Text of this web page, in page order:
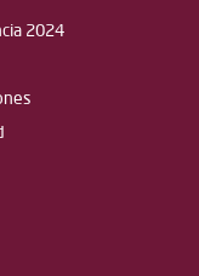
2024